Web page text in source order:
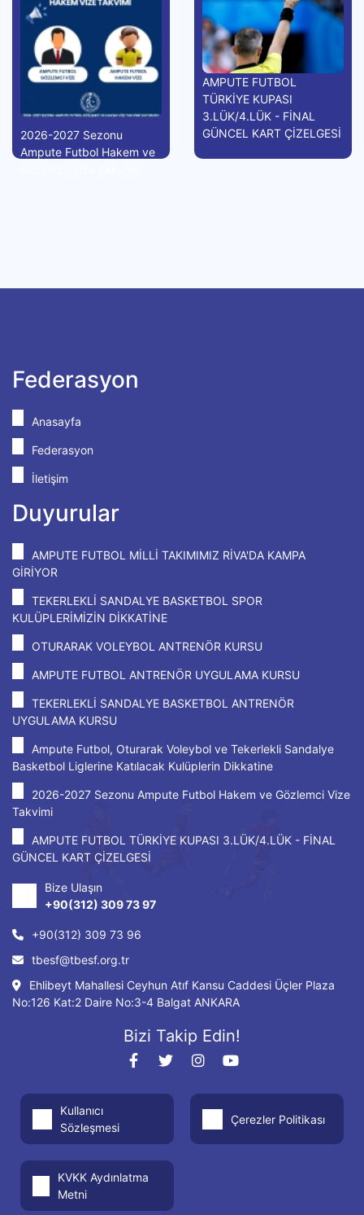
2026-2027 Sezonu
Ampute Futbol Hakem ve
AMPUTE FUTBOL
TÜRKİYE KUPASI
3.LÜK/4.LÜK - FİNAL
GÜNCEL KART ÇİZELGESİ
Federasyon
Anasayfa
Federasyon
İletişim
Duyurular
AMPUTE FUTBOL MİLLİ TAKIMIMIZ RİVA'DA KAMPA
GİRİYOR
TEKERLEKLİ SANDALYE BASKETBOL SPOR
KULÜPLERİMİZİN DİKKATİNE
OTURARAK VOLEYBOL ANTRENÖR KURSU
AMPUTE FUTBOL ANTRENÖR UYGULAMA KURSU
TEKERLEKLİ SANDALYE BASKETBOL ANTRENÖR
UYGULAMA KURSU
Ampute Futbol, Oturarak Voleybol ve Tekerlekli Sandalye
Basketbol Liglerine Katılacak Kulüplerin Dikkatine
2026-2027 Sezonu Ampute Futbol Hakem ve Gözlemci Vize
Takvimi
AMPUTE FUTBOL TÜRKİYE KUPASI 3.LÜK/4.LÜK - FİNAL
GÜNCEL KART ÇİZELGESİ
Bize Ulaşın
+90(312) 309 73 97
+90(312) 309 73 96
tbesf@tbesf.org.tr
Ehlibeyt Mahallesi Ceyhun Atıf Kansu Caddesi Üçler Plaza
No:126 Kat:2 Daire No:3-4 Balgat ANKARA
Bizi Takip Edin!
Kullanıcı
Sözleşmesi
Çerezler Politikası
KVKK Aydınlatma
Metni